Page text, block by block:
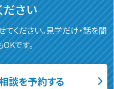
ださい
ください。見学だけ・話を聞
です。
談を予約する